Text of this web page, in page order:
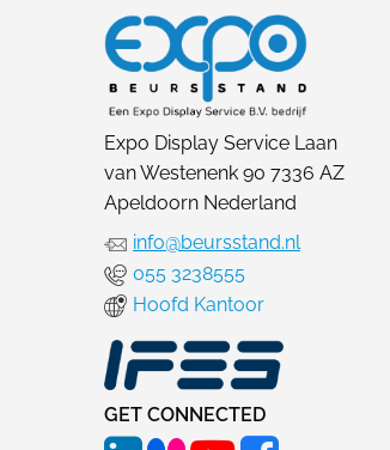
Expo Display Service Laan
van Westenenk 90 7336 AZ
Apeldoorn Nederland
info@beursstand.nl
055 3238555
Hoofd Kantoor
GET CONNECTED